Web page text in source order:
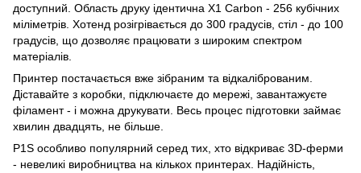
доступний. Область друку ідентична X1 Carbon - 256 кубічних
міліметрів. Хотенд розігрівається до 300 градусів, стіл - до 100
градусів, що дозволяє працювати з широким спектром
матеріалів.
Принтер постачається вже зібраним та відкаліброваним.
Діставайте з коробки, підключаєте до мережі, завантажуєте
філамент - і можна друкувати. Весь процес підготовки займає
хвилин двадцять, не більше.
P1S особливо популярний серед тих, хто відкриває 3D-ферми
- невеликі виробництва на кількох принтерах. Надійність,